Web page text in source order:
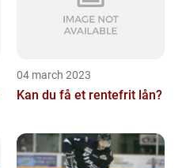
04 march 2023
Kan du få et rentefrit lån?